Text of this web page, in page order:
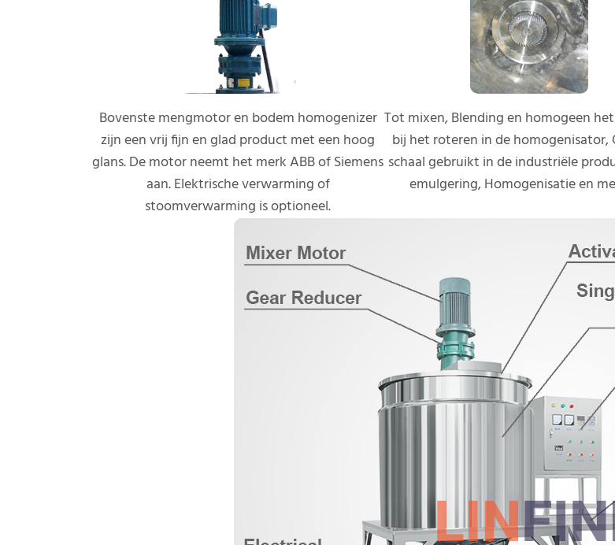
Bovenste mengmotor en bodem homogenizer
zijn een vrij fijn en glad product met een hoog
glans. De motor neemt het merk ABB of Siemens
aan. Elektrische verwarming of
stoomverwarming is optioneel.
Tot mixen, Blending en homogeen
bij het roteren in de homogenisator,
schaal gebruikt in de industriële
emulgering, Homogenisatie en